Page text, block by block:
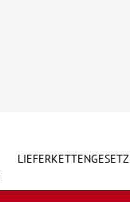
LIEFERKETTENGESETZ